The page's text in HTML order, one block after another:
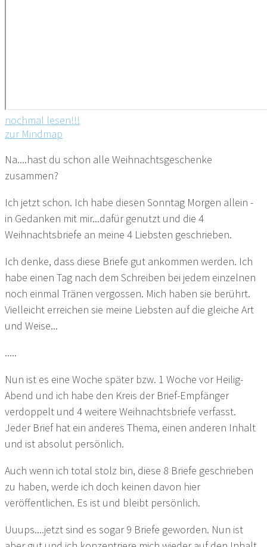
nochmal lesen!!!
zur Mindmap
Na....hast du schon alle Weihnachtsgeschenke
zusammen?
Ich jetzt schon. Ich habe diesen Sonntag Morgen allein -
in Gedanken mit mir...dafür genutzt und die 4
Weihnachtsbriefe an meine 4 Liebsten geschrieben.
Ich denke, dass diese Briefe gut ankommen werden. Ich
habe einen Tag nach dem Schreiben bei jedem einzelnen
noch einmal Tränen vergossen. Mich haben sie berührt.
Vielleicht erreichen sie meine Liebsten auf die gleiche Art
und Weise...
.....
Nun ist es eine Woche später bzw. 1 Woche vor Heilig-
Abend und ich habe den Kreis der Brief-Empfänger
verdoppelt und 4 weitere Weihnachtsbriefe verfasst.
Jeder Brief hat ein anderes Thema, einen anderen Inhalt
und ist absolut persönlich.
Auch wenn ich total stolz bin, diese 8 Briefe geschrieben
zu haben, werde ich doch keinen davon hier
veröffentlichen. Es ist und bleibt persönlich.
Uuups....jetzt sind es sogar 9 Briefe geworden. Nun ist